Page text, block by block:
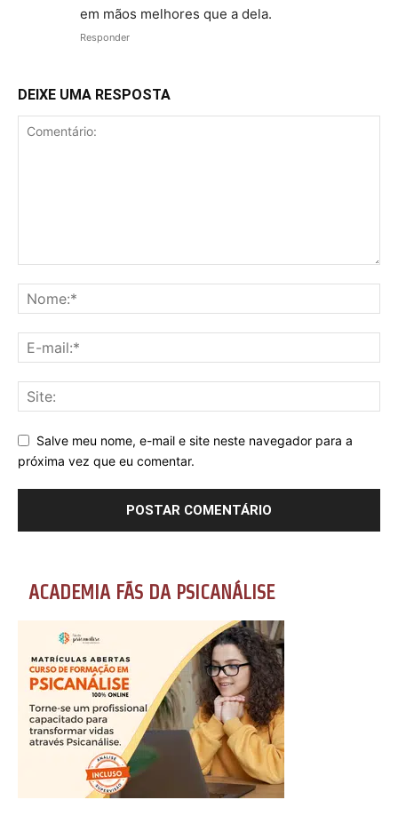
em mãos melhores que a dela.
Responder
DEIXE UMA RESPOSTA
Salve meu nome, e-mail e site neste navegador para a
próxima vez que eu comentar.
ACADEMIA FÃS DA PSICANÁLISE